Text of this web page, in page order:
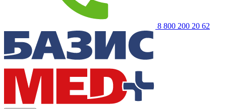
8 800 200 20 62